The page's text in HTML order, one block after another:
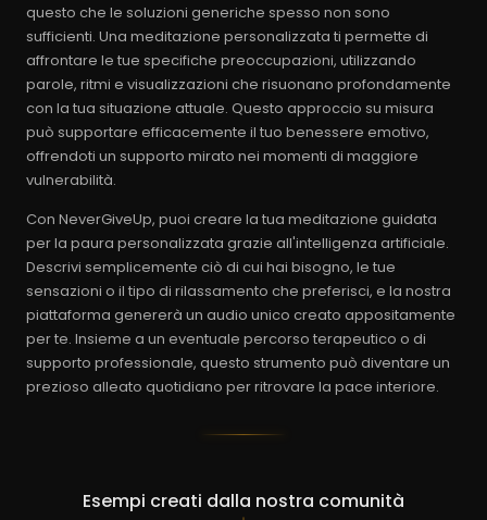
questo che le soluzioni generiche spesso non sono
sufficienti. Una meditazione personalizzata ti permette di
affrontare le tue specifiche preoccupazioni, utilizzando
parole, ritmi e visualizzazioni che risuonano profondamente
con la tua situazione attuale. Questo approccio su misura
può supportare efficacemente il tuo benessere emotivo,
offrendoti un supporto mirato nei momenti di maggiore
vulnerabilità.
Con NeverGiveUp, puoi creare la tua meditazione guidata
per la paura personalizzata grazie all'intelligenza artificiale.
Descrivi semplicemente ciò di cui hai bisogno, le tue
sensazioni o il tipo di rilassamento che preferisci, e la nostra
piattaforma genererà un audio unico creato appositamente
per te. Insieme a un eventuale percorso terapeutico o di
supporto professionale, questo strumento può diventare un
prezioso alleato quotidiano per ritrovare la pace interiore.
Esempi creati dalla nostra comunità